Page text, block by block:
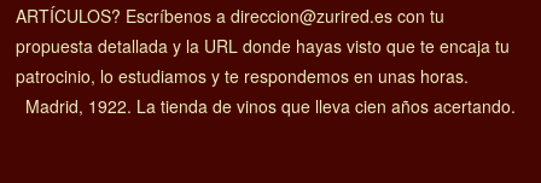
ARTÍCULOS? Escríbenos a direccion@zurired.es con tu
propuesta detallada y la URL donde hayas visto que te encaja tu
patrocinio, lo estudiamos y te respondemos en unas horas.
Madrid, 1922. La tienda de vinos que lleva cien años acertando.